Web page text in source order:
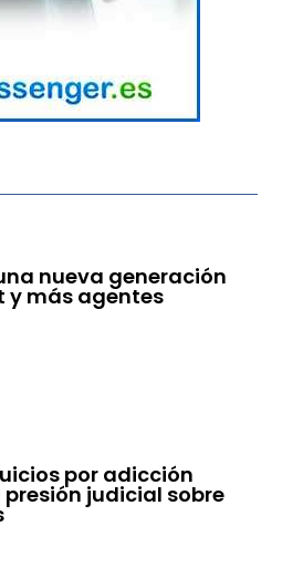
nueva generación
y más agentes
por adicción
judicial sobre